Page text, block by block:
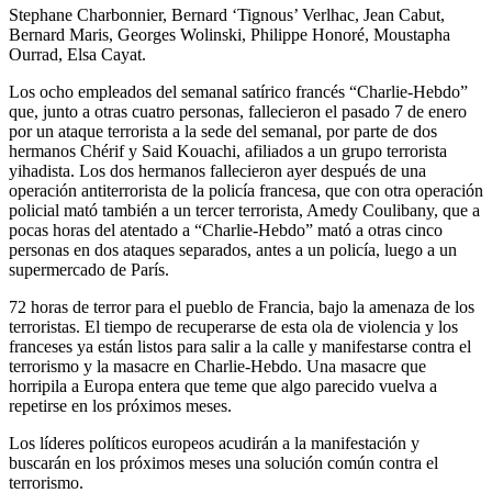
Stephane Charbonnier, Bernard ‘Tignous’ Verlhac, Jean Cabut,
Bernard Maris, Georges Wolinski, Philippe Honoré, Moustapha
Ourrad, Elsa Cayat.
Los ocho empleados del semanal satírico francés “Charlie-Hebdo”
que, junto a otras cuatro personas, fallecieron el pasado 7 de enero
por un ataque terrorista a la sede del semanal, por parte de dos
hermanos Chérif y Said Kouachi, afiliados a un grupo terrorista
yihadista. Los dos hermanos fallecieron ayer después de una
operación antiterrorista de la policía francesa, que con otra operación
policial mató también a un tercer terrorista, Amedy Coulibany, que a
pocas horas del atentado a “Charlie-Hebdo” mató a otras cinco
personas en dos ataques separados, antes a un policía, luego a un
supermercado de París.
72 horas de terror para el pueblo de Francia, bajo la amenaza de los
terroristas. El tiempo de recuperarse de esta ola de violencia y los
franceses ya están listos para salir a la calle y manifestarse contra el
terrorismo y la masacre en Charlie-Hebdo. Una masacre que
horripila a Europa entera que teme que algo parecido vuelva a
repetirse en los próximos meses.
Los líderes políticos europeos acudirán a la manifestación y
buscarán en los próximos meses una solución común contra el
terrorismo.